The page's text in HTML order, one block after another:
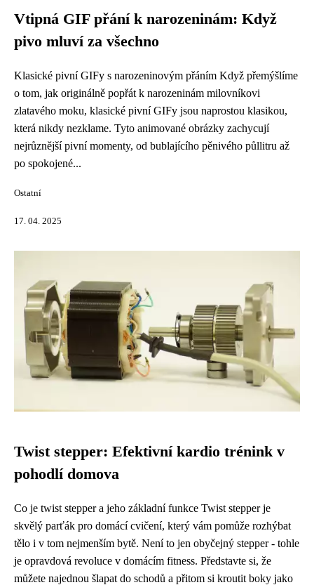
Vtipná GIF přání k narozeninám: Když
pivo mluví za všechno
Klasické pivní GIFy s narozeninovým přáním Když přemýšlíme
o tom, jak originálně popřát k narozeninám milovníkovi
zlatavého moku, klasické pivní GIFy jsou naprostou klasikou,
která nikdy nezklame. Tyto animované obrázky zachycují
nejrůznější pivní momenty, od bublajícího pěnivého půllitru až
po spokojené...
Ostatní
17. 04. 2025
Twist stepper: Efektivní kardio trénink v
pohodlí domova
Co je twist stepper a jeho základní funkce Twist stepper je
skvělý parťák pro domácí cvičení, který vám pomůže rozhýbat
tělo i v tom nejmenším bytě. Není to jen obyčejný stepper - tohle
je opravdová revoluce v domácím fitness. Představte si, že
můžete najednou šlapat do schodů a přitom si kroutit boky jako